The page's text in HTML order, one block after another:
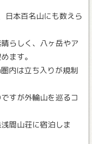
日本百名山にも数えら
らしく、八ヶ岳やア
ます。
内は立ち入りが規制
すが外輪山を巡るコ
間山荘に宿泊しま